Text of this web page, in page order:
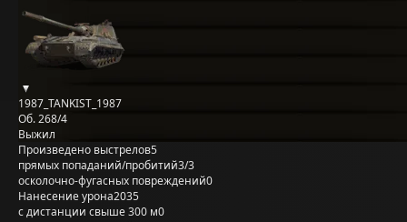
1987_TANKIST_1987
Об. 268/4
Выжил
Произведено выстрелов5
прямых попаданий/пробитий3/3
осколочно-фугасных повреждений0
Нанесение урона2035
с дистанции свыше 300 м0